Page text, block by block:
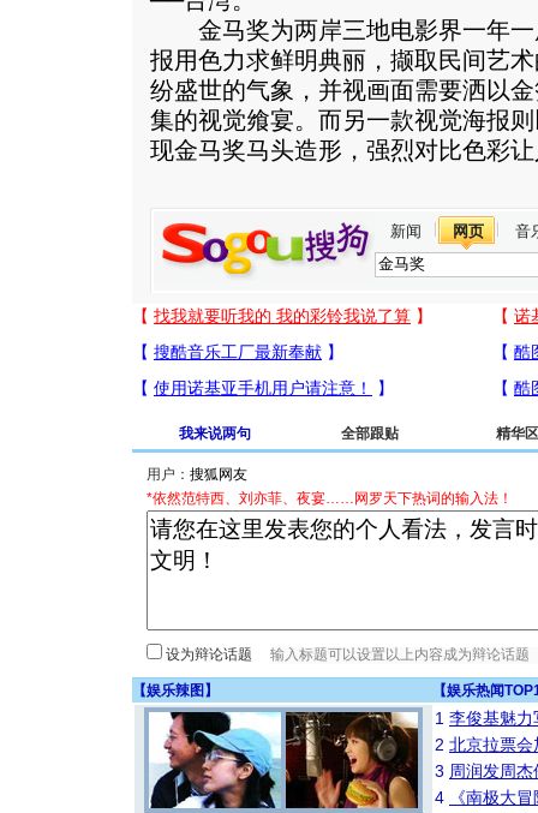
金马奖为两岸三地电影界一年一
报用色力求鲜明典丽，撷取民间艺
纷盛世的气象，并视画面需要洒以
集的视觉飨宴。而另一款视觉海报
现金马奖马头造形，强烈对比色彩
新闻 网页 音
我来说两句 全部跟贴 精华区
用户：
*依然范特西、刘亦菲、夜宴……网罗天下热词的输入法！
设为辩论话题
【娱乐辣图 】 【娱乐热闻
1 李俊基魅力
2 北京拉票
3 周润发周
4
《南极大